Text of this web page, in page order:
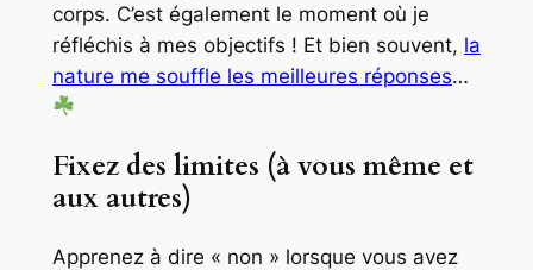
corps. C’est également le moment où je
réfléchis à mes objectifs ! Et bien souvent, la
nature me souffle les meilleures réponses…
Fixez des limites (à vous même et
aux autres)
Apprenez à dire « non » lorsque vous avez